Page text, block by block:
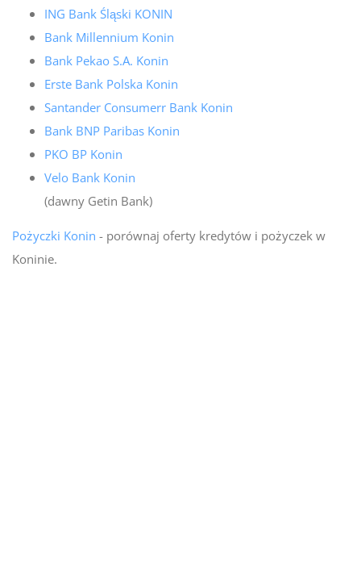
ING Bank Śląski KONIN
Bank Millennium Konin
Bank Pekao S.A. Konin
Erste Bank Polska Konin
Santander Consumerr Bank Konin
Bank BNP Paribas Konin
PKO BP Konin
Velo Bank Konin
(dawny Getin Bank)
Pożyczki Konin - porównaj oferty kredytów i pożyczek w
Koninie.